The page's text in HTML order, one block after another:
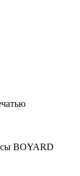
BOYARD